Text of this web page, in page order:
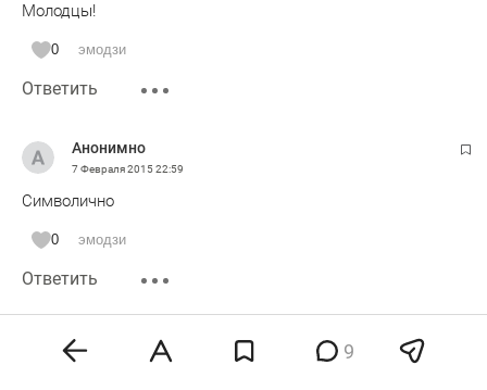
Молодцы!
0 эмодзи
Ответить
Анонимно
7 Февраля 201522:59
Символично
0 эмодзи
Ответить
Анонимно
8 Февраля 201508:05 9